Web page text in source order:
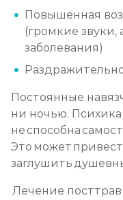
Повышенная
(громкие
заболевания)
Постоянные
ни ночью.
не способна
Это может
заглушить
Лечение